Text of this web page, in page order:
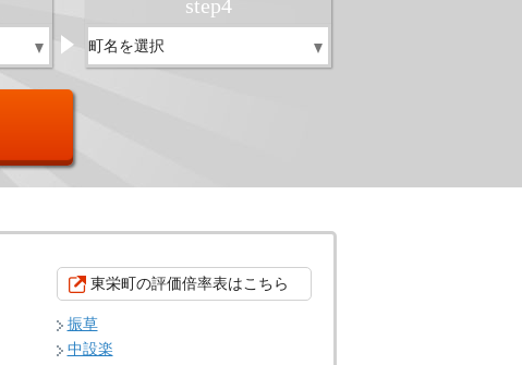
step4
東栄町の評価倍率表はこちら
振草
中設楽